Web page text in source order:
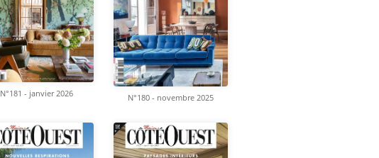
N°181 - janvier 2026 N°180 - novembre 2025